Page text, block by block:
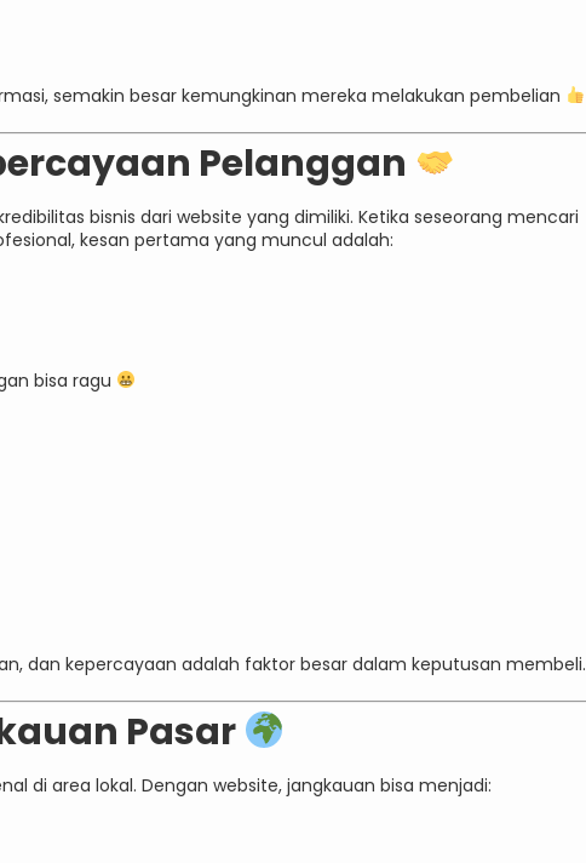
semakin besar kemungkinan mereka melakukan pembelian
Pelanggan
bisnis dari website yang dimiliki. Ketika seseorang mencari
kesan pertama yang muncul adalah:
bisa ragu
dan kepercayaan adalah faktor besar dalam keputusan membeli.
Pasar
di area lokal. Dengan website, jangkauan bisa menjadi: